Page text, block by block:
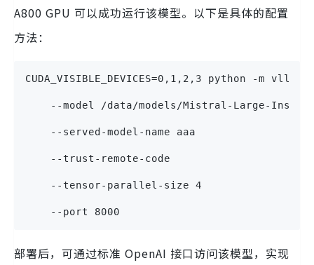
A800 GPU 可以成功运行该模型。以下是具体的配置
方法：
CUDA_VISIBLE_DEVICES=0,1,2,3 python -m
--model /data/models/Mistral-Large-
    --served-model-name aaa
    --trust-remote-code
    --tensor-parallel-size 4
    --port 8000
部署后，可通过标准 OpenAI 接口访问该模型，实现